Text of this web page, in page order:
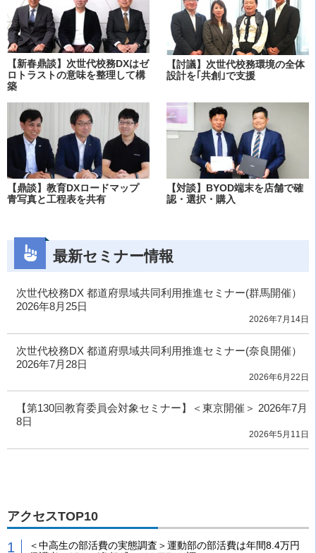
【新春鼎談】次世代校務DXはゼ
ロトラストの意味を整理して構
築
【討議】次世代校務環境の全体
設計を｢共創｣で支援
【鼎談】教育DXロードマップ
青写真と工程表を共有
【対談】BYOD端末を店舗で確
認・選択・購入
最新セミナー情報
次世代校務DX 都道府県域共同利用推進セミナー(群馬開催）
2026年8月25日
2026年7月14日
次世代校務DX 都道府県域共同利用推進セミナー(奈良開催）
2026年7月28日
2026年6月22日
【第130回教育委員会対象セミナー】＜東京開催＞ 2026年7月
8日
2026年5月11日
アクセスTOP10
＜中高生の部活費の実態調査＞運動部の部活費は年間8.4万円